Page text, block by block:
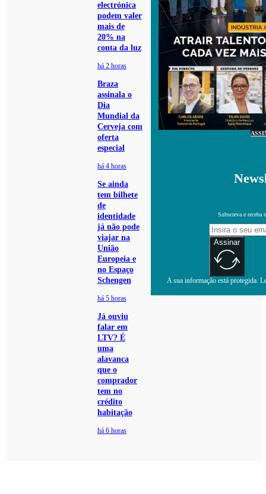
electrónica
podem valer
mais de
20% na
conta da luz
há 2 horas
Braza
assinala o
Dia
Mundial da
Cerveja com
oferta
especial
há 4 horas
Se ainda
tem bilhete
de
identidade
já não pode
viajar na
União
Europeia e
no Espaço
Schengen
há 5 horas
Já ouviu
falar em
LTV? É
uma
alavanca
que o
comprador
tem no
crédito
habitação
há 6 horas
Subscreva e receba
Assinar
A sua informação está protegida.